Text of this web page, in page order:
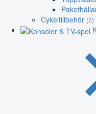
Cykeltillbehör (7)